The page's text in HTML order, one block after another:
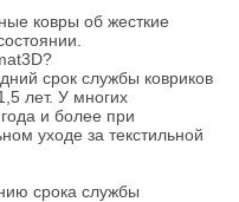
ковры об жесткие
срок службы ковриков
лет. У многих
года и более при
уходе за текстильной
срока службы